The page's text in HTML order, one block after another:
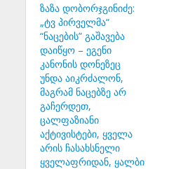
ზაზა დობორჯგინიძე:
„ტვ პირველმა“
“ნაცების” გაშავება
დაიწყო – ეგენი
კანონის დონეზეც
უნდა აიკრძალონ,
მაგრამ ნაცებზე არ
გაჩერდეთ,
ცალფაზიანი
აქტივისტები, ყველა
არის ჩასახსნელი
ყველაფრიდან, ყალბი